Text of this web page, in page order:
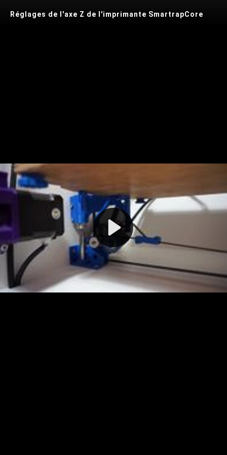
Play
Video
Réglages de l'axe Z de l'imprimante SmartrapCore